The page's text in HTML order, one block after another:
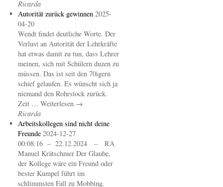
Ricarda
Autorität zurück gewinnen 2025-
04-20
Wendt findet deutliche Worte. Der
Verlust an Autorität der Lehrkräfte
hat etwas damit zu tun, dass Lehrer
meinen, sich mit Schülern duzen zu
müssen. Das ist seit den 70igern
schief gelaufen. Es wünscht sich ja
niemand den Rohrstock zurück.
Zeit … Weiterlesen →
Ricarda
Arbeitskollegen sind nicht deine
Freunde 2024-12-27
00:08:16 – 22.12.2024 – RA
Manuel Krätschmer Der Glaube,
der Kollege wäre ein Freund oder
bester Kumpel führt im
schlimmsten Fall zu Mobbing.